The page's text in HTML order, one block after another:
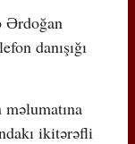
Ərdoğan
danışığı
ikitərəfli